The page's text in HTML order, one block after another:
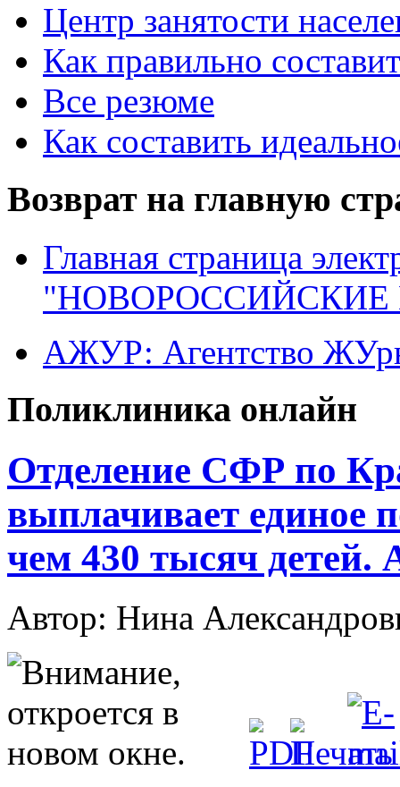
Центр занятости
Как правильно
Все резюме
Как составить
Возврат на главную
Главная страница
"НОВОРОССИЙСКИЕ
АЖУР: Агентство
Поликлиника онлайн
Отделение СФР по
выплачивает единое
чем 430 тысяч детей.
Автор: Нина